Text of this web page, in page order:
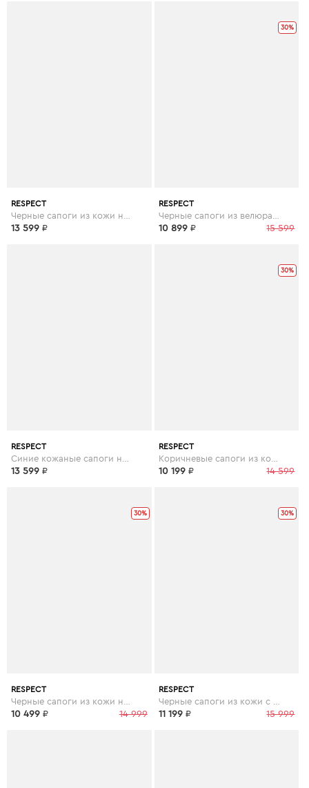
RESPECT
13 599 ₽
30%
RESPECT
15 599
10 899 ₽
RESPECT
13 599 ₽
30%
RESPECT
Коричневые сапоги из кожи на устойчивом каблуке
14 599
10 199 ₽
30%
RESPECT
14 999
10 499 ₽
30%
RESPECT
15 999
11 199 ₽